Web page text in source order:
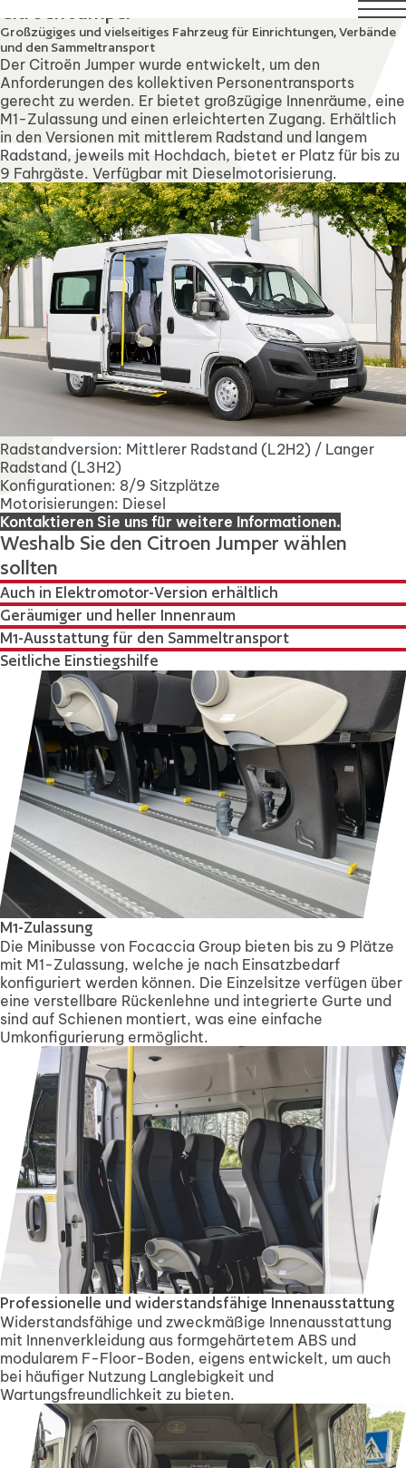
Technical Support will remain available over this
Citroën Jumper
Großzügiges und vielseitiges Fahrzeug für Einrichtungen, Verbände
und den Sammeltransport
Der Citroën Jumper wurde entwickelt, um den
Anforderungen des kollektiven Personentransports
gerecht zu werden. Er bietet großzügige Innenräume, eine
M1-Zulassung und einen erleichterten Zugang. Erhältlich
in den Versionen mit mittlerem Radstand und langem
Radstand, jeweils mit Hochdach, bietet er Platz für bis zu
9 Fahrgäste. Verfügbar mit Dieselmotorisierung.
Radstandversion: Mittlerer Radstand (L2H2) / Langer
Radstand (L3H2)
Konfigurationen: 8/9 Sitzplätze
Motorisierungen: Diesel
Kontaktieren Sie uns für weitere Informationen.
Weshalb Sie den Citroen Jumper wählen
sollten
Auch in Elektromotor-Version erhältlich
Geräumiger und heller Innenraum
M1-Ausstattung für den Sammeltransport
Seitliche Einstiegshilfe
M1-Zulassung
Die Minibusse von Focaccia Group bieten bis zu 9 Plätze
mit M1-Zulassung, welche je nach Einsatzbedarf
konfiguriert werden können. Die Einzelsitze verfügen über
eine verstellbare Rückenlehne und integrierte Gurte und
sind auf Schienen montiert, was eine einfache
Umkonfigurierung ermöglicht.
Professionelle und widerstandsfähige Innenausstattung
Widerstandsfähige und zweckmäßige Innenausstattung
mit Innenverkleidung aus formgehärtetem ABS und
modularem F-Floor-Boden, eigens entwickelt, um auch
bei häufiger Nutzung Langlebigkeit und
Wartungsfreundlichkeit zu bieten.